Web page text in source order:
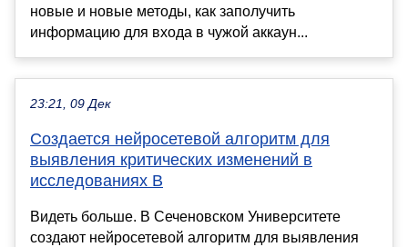
новые и новые методы, как заполучить
информацию для входа в чужой аккаун...
23:21, 09 Дек
Создается нейросетевой алгоритм для
выявления критических изменений в
исследованиях В
Видеть больше. В Сеченовском Университете
создают нейросетевой алгоритм для выявления